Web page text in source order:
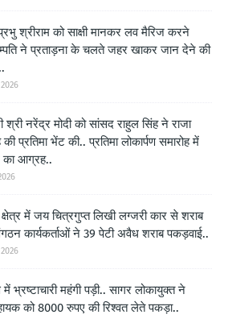
श्रीराम को साक्षी मानकर लव मैरिज करने
ने प्रताड़ना के चलते जहर खाकर जान देने की
श्री नरेंद्र मोदी को सांसद राहुल सिंह ने राजा
प्रतिमा भेंट की.. प्रतिमा लोकार्पण समारोह में
का आग्रह..
में जय चित्रगुप्त लिखी लग्जरी कार से शराब
कार्यकर्ताओं ने 39 पेटी अवैध शराब पकड़वाई..
भ्रष्टाचारी महंगी पड़ी.. सागर लोकायुक्त ने
को 8000 रुपए की रिश्वत लेते पकड़ा..